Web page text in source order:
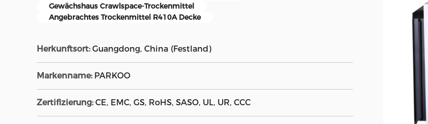
Gewächshaus Crawlspace-Trockenmittel
Angebrachtes Trockenmittel R410A Decke
Herkunftsort: Guangdong, China (Festland)
Markenname: PARKOO
Zertifizierung: CE, EMC, GS, RoHS, SASO, UL, UR, CCC